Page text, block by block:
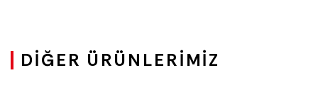
DIĞER ÜRÜNLERIMIZ